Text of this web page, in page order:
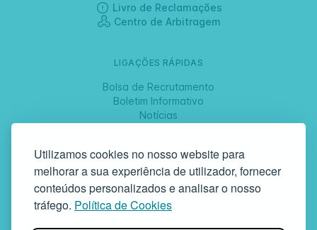
Utilizamos cookies no nosso website para
melhorar a sua experiência de utilizador, fornecer
conteúdos personalizados e analisar o nosso
tráfego. Política de Cookies
Livro de Reclamações
Centro de Arbitragem
LIGAÇÕES RÁPIDAS
Bolsa de Recrutamento
Boletim Informativo
Notícias
SIGA-NOS